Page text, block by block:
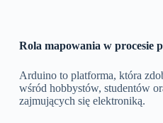
Rola mapowania w procesie
Arduino to platforma, która
wśród hobbystów, studentów
zajmujących się elektroniką.